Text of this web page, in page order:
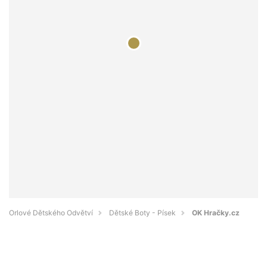
Orlové Dětského Odvětví Dětské Boty - Písek OK Hračky.cz